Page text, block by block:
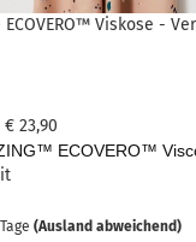
Viskose -
23,90
ECOVERO™
(Ausland abweichend)